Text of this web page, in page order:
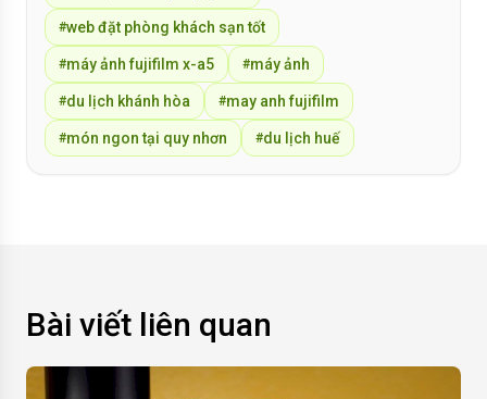
#web đặt phòng khách sạn tốt
#máy ảnh fujifilm x-a5 #máy ảnh
#du lịch khánh hòa #may anh fujifilm
#món ngon tại quy nhơn #du lịch huế
Bài viết liên quan